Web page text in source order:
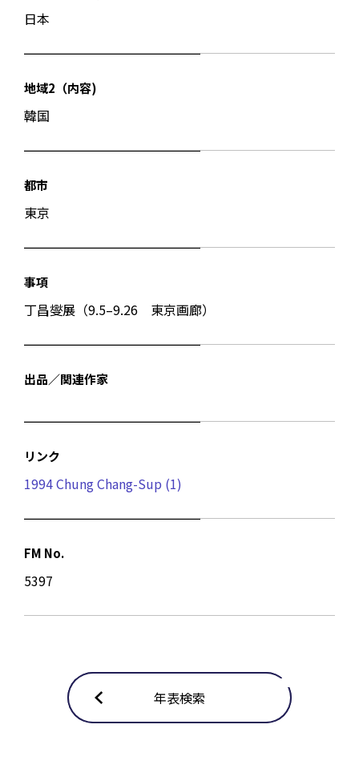
日本
地域2（内容)
韓国
都市
東京
事項
丁昌燮展（9.5–9.26 東京画廊）
出品／関連作家
リンク
1994 Chung Chang-Sup (1)
FM No.
5397
年表検索